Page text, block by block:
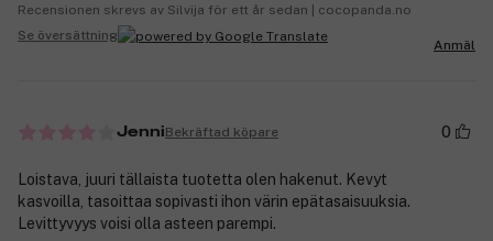
Recensionen skrevs av Silvija för ett år sedan | cocopanda.no
Se översättning
Anmäl
JenniBekräftad köpare 0
Loistava, juuri tällaista tuotetta olen hakenut. Kevyt
kasvoilla, tasoittaa sopivasti ihon värin epätasaisuuksia.
Levittyvyys voisi olla asteen parempi.